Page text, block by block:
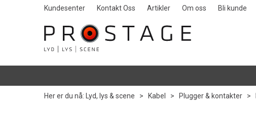
Kundesenter Kontakt Oss Artikler Om oss Bli kunde
Her er du nå: Lyd, lys & scene > Kabel > Plugger & kontakter >